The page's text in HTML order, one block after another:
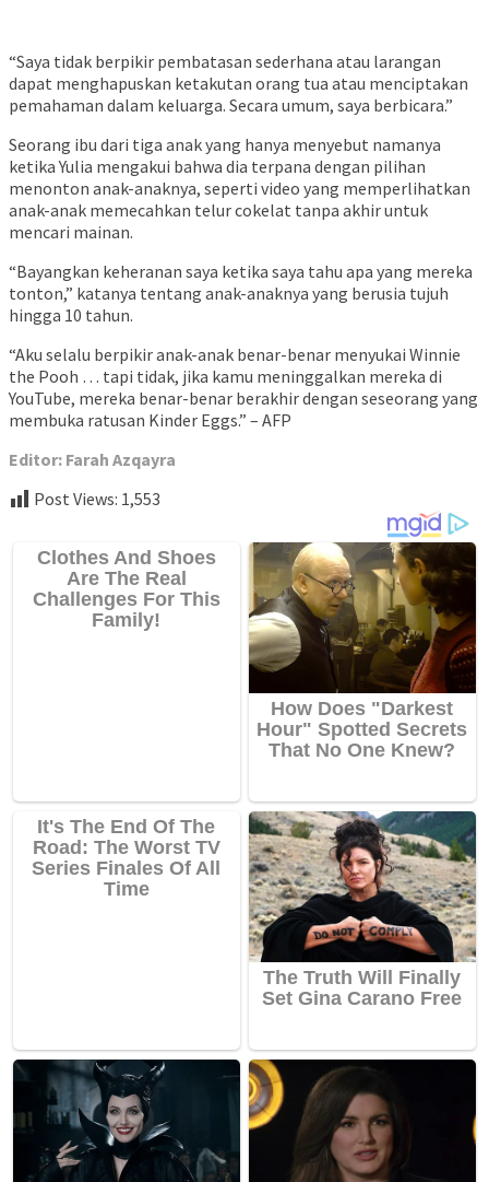
“Saya tidak berpikir pembatasan sederhana atau larangan
dapat menghapuskan ketakutan orang tua atau menciptakan
pemahaman dalam keluarga. Secara umum, saya berbicara.”
Seorang ibu dari tiga anak yang hanya menyebut namanya
ketika Yulia mengakui bahwa dia terpana dengan pilihan
menonton anak-anaknya, seperti video yang memperlihatkan
anak-anak memecahkan telur cokelat tanpa akhir untuk
mencari mainan.
“Bayangkan keheranan saya ketika saya tahu apa yang mereka
tonton,” katanya tentang anak-anaknya yang berusia tujuh
hingga 10 tahun.
“Aku selalu berpikir anak-anak benar-benar menyukai Winnie
the Pooh … tapi tidak, jika kamu meninggalkan mereka di
YouTube, mereka benar-benar berakhir dengan seseorang yang
membuka ratusan Kinder Eggs.” – AFP
Editor: Farah Azqayra
Post Views: 1,553